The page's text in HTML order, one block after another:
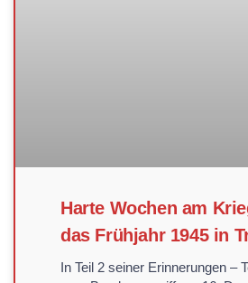
Harte Wochen am
das Frühjahr 1945 in
In Teil 2 seiner Erinnerungen –